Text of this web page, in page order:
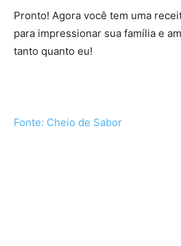
Pronto! Agora você tem uma
para impressionar sua família e
tanto quanto eu!
Fonte: Cheio de Sabor